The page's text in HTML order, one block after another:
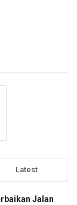
Latest
Jalan